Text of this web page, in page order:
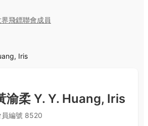
飛鏢聯會成員
Iris
渝柔 Y. Y. Huang, Iris
員編號 8520